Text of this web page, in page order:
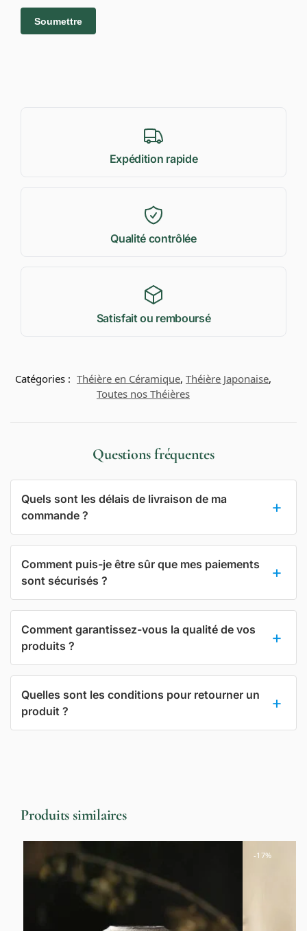
Expédition rapide
Qualité contrôlée
Satisfait ou remboursé
Catégories : Théière en Céramique, Théière Japonaise,
Toutes nos Théières
Questions fréquentes
Quels sont les délais de livraison de ma
commande ?
Comment puis-je être sûr que mes paiements
sont sécurisés ?
Comment garantissez-vous la qualité de vos
produits ?
Quelles sont les conditions pour retourner un
produit ?
Produits similaires
-17%